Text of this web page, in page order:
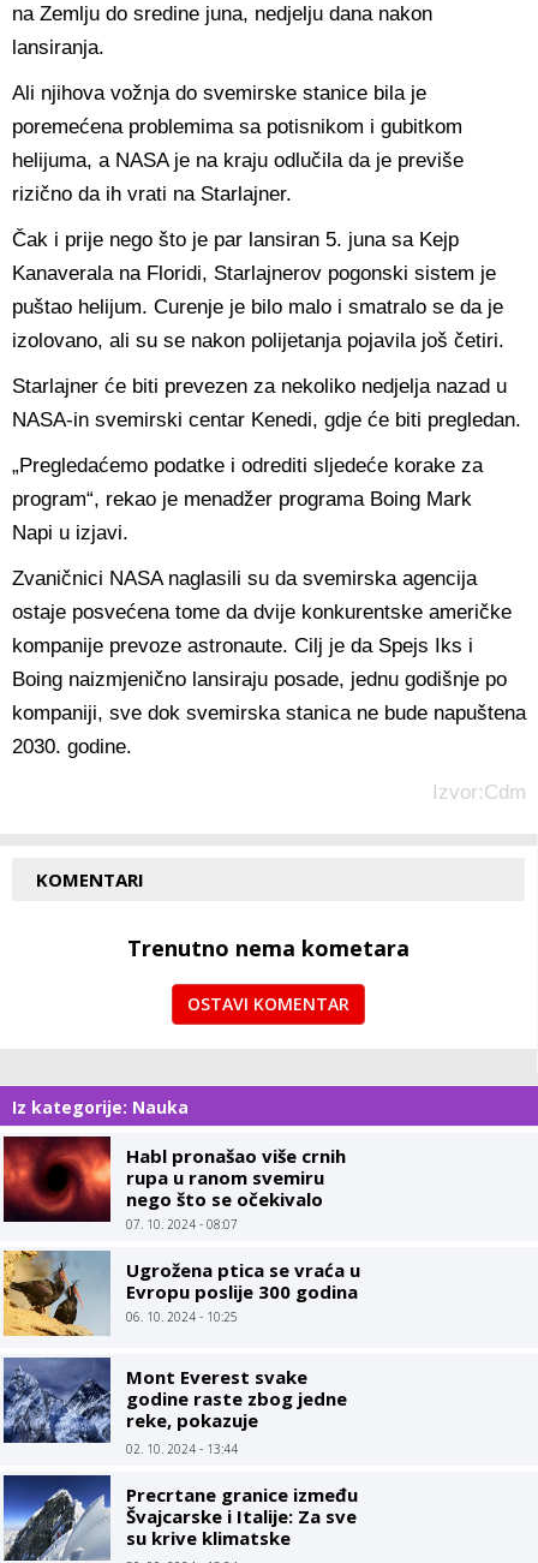
na Zemlju do sredine juna, nedjelju dana nakon
lansiranja.
Ali njihova vožnja do svemirske stanice bila je
poremećena problemima sa potisnikom i gubitkom
helijuma, a NASA je na kraju odlučila da je previše
rizično da ih vrati na Starlajner.
Čak i prije nego što je par lansiran 5. juna sa Kejp
Kanaverala na Floridi, Starlajnerov pogonski sistem je
puštao helijum. Curenje je bilo malo i smatralo se da je
izolovano, ali su se nakon polijetanja pojavila još četiri.
Starlajner će biti prevezen za nekoliko nedjelja nazad u
NASA-in svemirski centar Kenedi, gdje će biti pregledan.
„Pregledaćemo podatke i odrediti sljedeće korake za
program“, rekao je menadžer programa Boing Mark
Napi u izjavi.
Zvaničnici NASA naglasili su da svemirska agencija
ostaje posvećena tome da dvije konkurentske američke
kompanije prevoze astronaute. Cilj je da Spejs Iks i
Boing naizmjenično lansiraju posade, jednu godišnje po
kompaniji, sve dok svemirska stanica ne bude napuštena
2030. godine.
Izvor:Cdm
KOMENTARI
Trenutno nema kometara
OSTAVI KOMENTAR
Iz kategorije: Nauka
Habl pronašao više crnih
rupa u ranom svemiru
nego što se očekivalo
07. 10. 2024 - 08:07
Ugrožena ptica se vraća u
Evropu poslije 300 godina
06. 10. 2024 - 10:25
Mont Everest svake
godine raste zbog jedne
reke, pokazuje
istraživanje
02. 10. 2024 - 13:44
Precrtane granice između
Švajcarske i Italije: Za sve
su krive klimatske